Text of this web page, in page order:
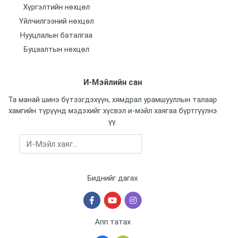
Хүргэлтийн нөхцөл
Үйлчилгээний нөхцөл
Нууцлалын баталгаа
Буцаалтын нөхцөл
И-Мэйлийн сан
Та манай шинэ бүтээгдэхүүн, хямдрал урамшууллын талаар
хамгийн түрүүнд мэдэхийг хүсвэл и-мэйл хаягаа бүртгүүлнэ
үү.
Биднийг дагах
Апп татах